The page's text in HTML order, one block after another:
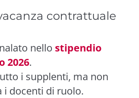
contrattuale
nello stipendio
2026.
i supplenti, ma non
i docenti di ruolo.